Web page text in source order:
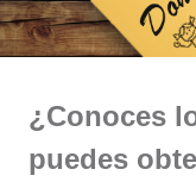
¿Conoces
puedes